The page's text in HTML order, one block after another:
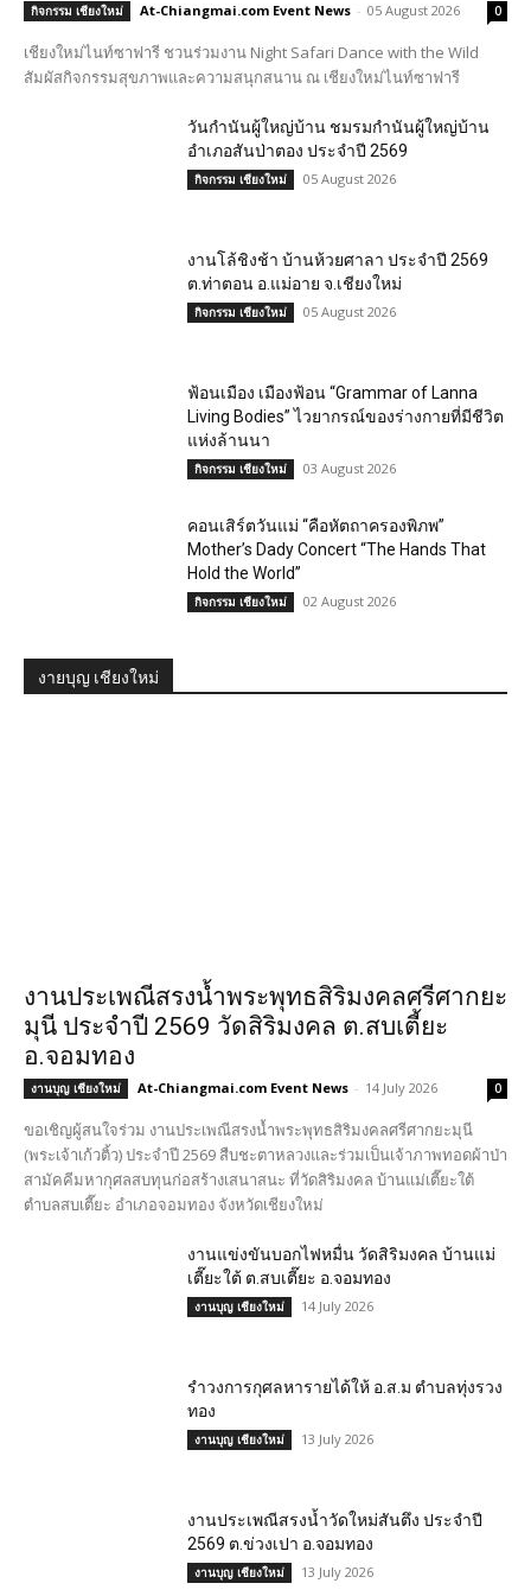
กิจกรรม เชียงใหม่ At-Chiangmai.com Event News - 05 August 2026 0
เชียงใหม่ไนท์ซาฟารี ชวนร่วมงาน Night Safari Dance with the Wild
สัมผัสกิจกรรมสุขภาพและความสนุกสนาน ณ เชียงใหม่ไนท์ซาฟารี
วันกำนันผู้ใหญ่บ้าน ชมรมกำนันผู้ใหญ่บ้าน
อำเภอสันป่าตอง ประจำปี 2569
กิจกรรม เชียงใหม่ 05 August 2026
งานโล้ชิงช้า บ้านห้วยศาลา ประจำปี 2569
ต.ท่าตอน อ.แม่อาย จ.เชียงใหม่
กิจกรรม เชียงใหม่ 05 August 2026
ฟ้อนเมือง เมืองฟ้อน “Grammar of Lanna
Living Bodies” ไวยากรณ์ของร่างกายที่มีชีวิต
แห่งล้านนา
กิจกรรม เชียงใหม่ 03 August 2026
คอนเสิร์ตวันแม่ “คือหัตถาครองพิภพ”
Mother’s Dady Concert “The Hands That
Hold the World”
กิจกรรม เชียงใหม่ 02 August 2026
งายบุญ เชียงใหม่
งานประเพณีสรงน้ำพระพุทธสิริมงคลศรีศากยะ
มุนี ประจำปี 2569 วัดสิริมงคล ต.สบเตี้ยะ
อ.จอมทอง
งานบุญ เชียงใหม่ At-Chiangmai.com Event News - 14 July 2026 0
ขอเชิญผู้สนใจร่วม งานประเพณีสรงน้ำพระพุทธสิริมงคลศรีศากยะมุนี
(พระเจ้าเก้วติ้ว) ประจำปี 2569 สืบชะตาหลวงและร่วมเป็นเจ้าภาพทอดผ้าป่า
สามัคคีมหากุศลสบทุนก่อสร้างเสนาสนะ ที่วัดสิริมงคล บ้านแม่เตี๊ยะใต้
ตำบลสบเตี๊ยะ อำเภอจอมทอง จังหวัดเชียงใหม่
งานแข่งขันบอกไฟหมื่น วัดสิริมงคล บ้านแม่
เตี๊ยะใต้ ต.สบเตี๊ยะ อ.จอมทอง
งานบุญ เชียงใหม่ 14 July 2026
รำวงการกุศลหารายได้ให้ อ.ส.ม ตำบลทุ่งรวง
ทอง
งานบุญ เชียงใหม่ 13 July 2026
งานประเพณีสรงน้ำวัดใหม่สันตึง ประจำปี
2569 ต.ข่วงเปา อ.จอมทอง
งานบุญ เชียงใหม่ 13 July 2026